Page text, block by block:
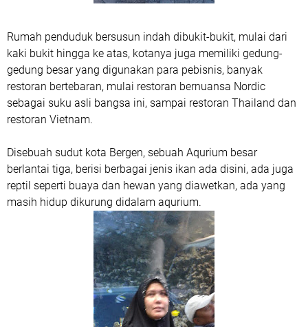
Rumah penduduk bersusun indah dibukit-bukit, mulai dari
kaki bukit hingga ke atas, kotanya juga memiliki gedung-
gedung besar yang digunakan para pebisnis, banyak
restoran bertebaran, mulai restoran bernuansa Nordic
sebagai suku asli bangsa ini, sampai restoran Thailand dan
restoran Vietnam.
Disebuah sudut kota Bergen, sebuah Aqurium besar
berlantai tiga, berisi berbagai jenis ikan ada disini, ada juga
reptil seperti buaya dan hewan yang diawetkan, ada yang
masih hidup dikurung didalam aqurium.